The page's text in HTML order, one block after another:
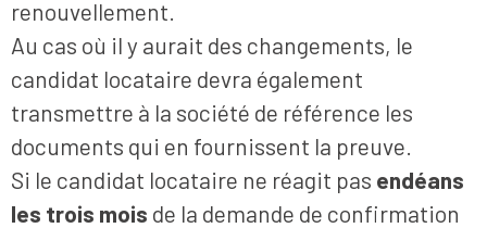
renouvellement.
Au cas où il y aurait des changements, le
candidat locataire devra également
transmettre à la société de référence les
documents qui en fournissent la preuve.
Si le candidat locataire ne réagit pas endéans
les trois mois de la demande de confirmation